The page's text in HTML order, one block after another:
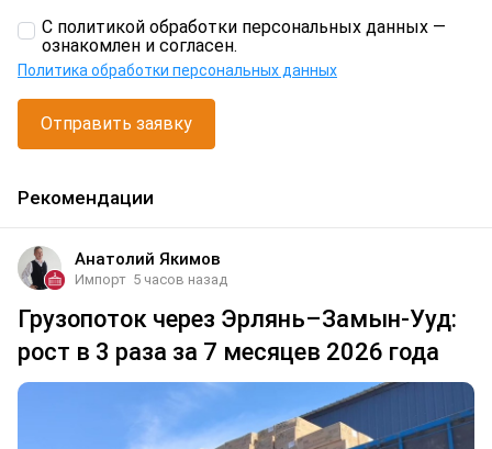
С политикой обработки персональных данных —
ознакомлен и согласен.
Политика обработки персональных данных
Отправить заявку
Рекомендации
Анатолий Якимов
Импорт 5 часов назад
Грузопоток через Эрлянь–Замын-Ууд:
рост в 3 раза за 7 месяцев 2026 года